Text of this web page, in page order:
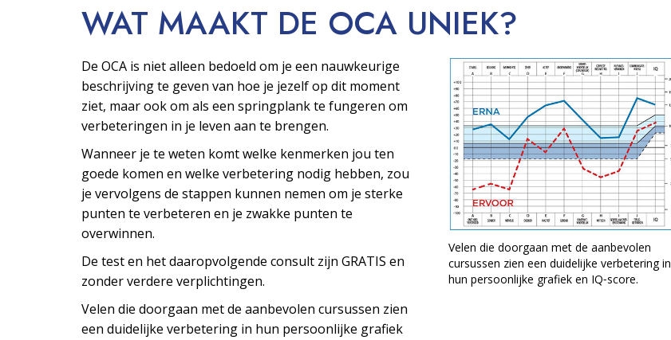
WAT MAAKT DE OCA UNIEK?
De OCA is niet alleen bedoeld om je een nauwkeurige
beschrijving te geven van hoe je jezelf op dit moment
ziet, maar ook om als een springplank te fungeren om
verbeteringen in je leven aan te brengen.
Wanneer je te weten komt welke kenmerken jou ten
goede komen en welke verbetering nodig hebben, zou
je vervolgens de stappen kunnen nemen om je sterke
punten te verbeteren en je zwakke punten te
overwinnen.
De test en het daaropvolgende consult zijn GRATIS en
zonder verdere verplichtingen.
Velen die doorgaan met de aanbevolen cursussen zien
een duidelijke verbetering in hun persoonlijke grafiek
Velen die doorgaan met de aanbevolen
cursussen zien een duidelijke verbetering in
hun persoonlijke grafiek en IQ‑score.